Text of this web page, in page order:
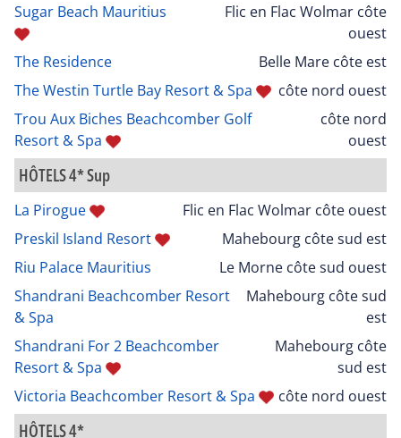
Sugar Beach Mauritius
Flic en Flac Wolmar côte
ouest
The Residence
Belle Mare côte est
The Westin Turtle Bay Resort & Spa
côte nord ouest
Trou Aux Biches Beachcomber Golf
Resort & Spa
côte nord
ouest
HÔTELS 4* Sup
La Pirogue
Flic en Flac Wolmar côte ouest
Preskil Island Resort
Mahebourg côte sud est
Riu Palace Mauritius
Le Morne côte sud ouest
Shandrani Beachcomber Resort
& Spa
Mahebourg côte sud
est
Shandrani For 2 Beachcomber
Resort & Spa
Mahebourg côte
sud est
Victoria Beachcomber Resort & Spa
côte nord ouest
HÔTELS 4*